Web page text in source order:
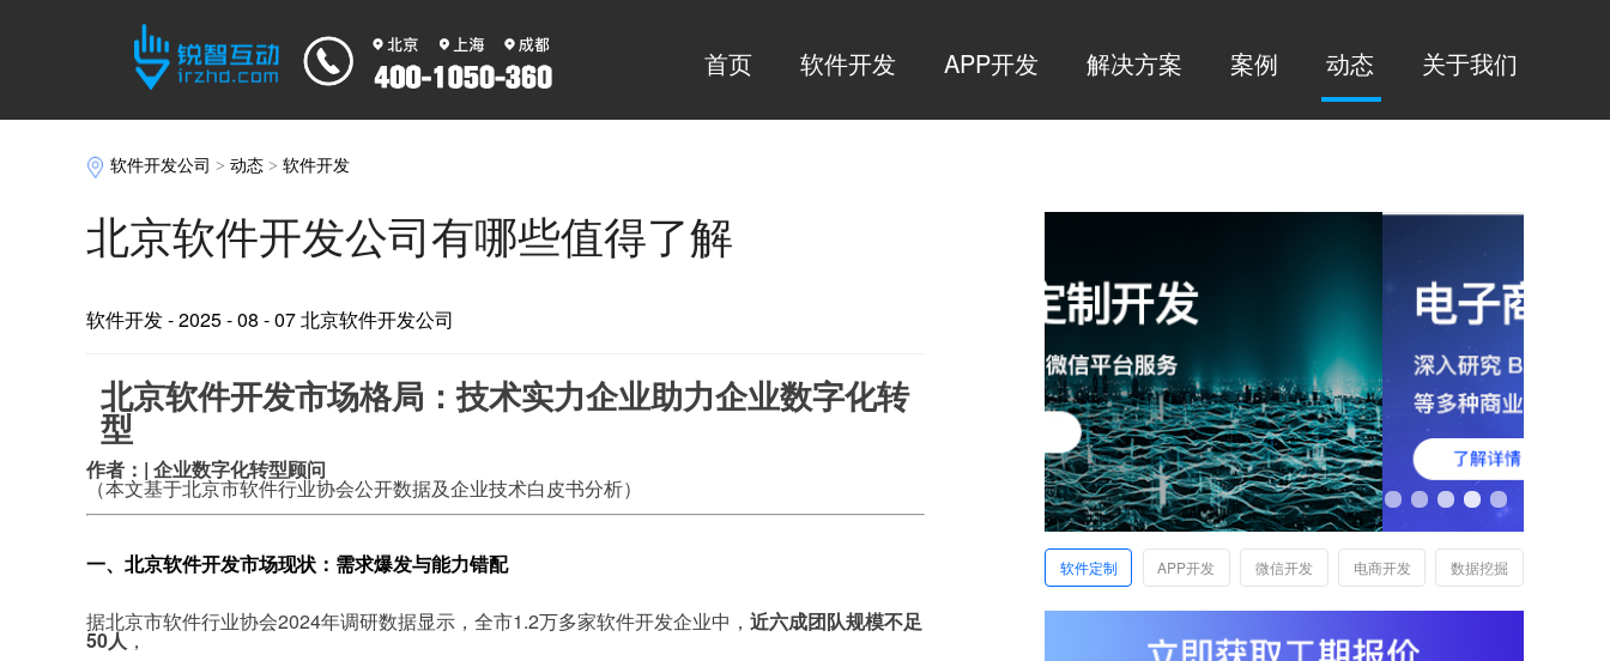
首页 软件开发 APP开发 解决方案 案例 动态 关于我们
软件开发公司 >动态 >软件开发
北京软件开发公司有哪些值得了解
软件开发- 2025 - 08 - 07 北京软件开发公司
北京软件开发市场格局：技术实力企业助力企业数字化转
型
作者：| 企业数字化转型顾问
（本文基于北京市软件行业协会公开数据及企业技术白皮书分析）
一、北京软件开发市场现状：需求爆发与能力错配
据北京市软件行业协会2024年调研数据显示，全市1.2万多家软件开发企业中， 近六成团队规模不足
50人，
软件定制 APP开发 微信开发 电商开发 数据挖掘